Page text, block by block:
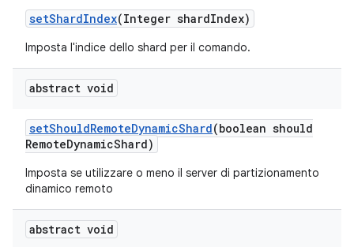
setShardIndex(Integer shardIndex)
Imposta l'indice dello shard per il comando.
abstract void
setShouldRemoteDynamicShard(boolean should
RemoteDynamicShard)
Imposta se utilizzare o meno il server di partizionamento
dinamico remoto
abstract void